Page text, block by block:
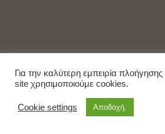
Για την καλύτερη εμπειρία
site χρησιμοποιούμε cookies.
Cookie settings Αποδοχή.